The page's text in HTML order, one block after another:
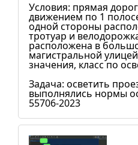
Условия: прямая
движением по 1
одной стороны
тротуар и
расположена в
магистральной
значения, класс по
Задача: осветить
выполнялись нормы
55706-2023